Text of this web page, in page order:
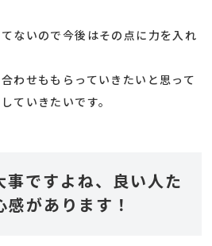
ないので今後はその点に力を入れ
わせももらっていきたいと思って
ていきたいです。
事ですよね、良い人た
があります！